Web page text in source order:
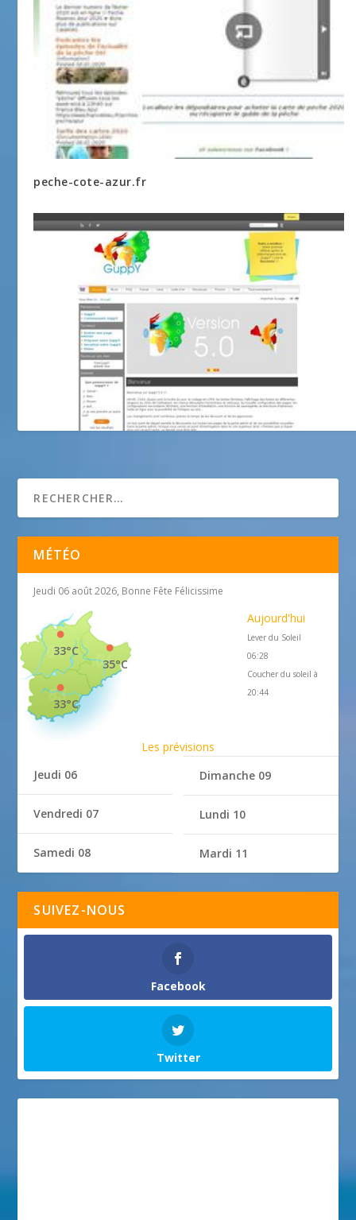
peche-cote-azur.fr
NICE AVIRON NEWS
MÉTÉO
Jeudi 06 août 2026, Bonne Fête Félicissime
35°C
33°C
33°C
Aujourd'hui
Lever du Soleil
06:28
Coucher du soleil à
20:44
Les prévisions
Jeudi 06
Vendredi 07
Samedi 08
Dimanche 09
Lundi 10
Mardi 11
SUIVEZ-NOUS
Facebook
Twitter